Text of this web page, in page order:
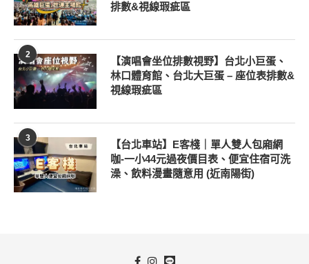
排數&視線瑕疵區
2
【演唱會坐位排數視野】台北小巨蛋、
林口體育館、台北大巨蛋 – 座位表排數&
視線瑕疵區
3
【台北車站】E客棧｜單人雙人包廂網
咖-一小44元過夜價目表、便宜住宿可洗
澡、飲料漫畫隨意用 (近南陽街)